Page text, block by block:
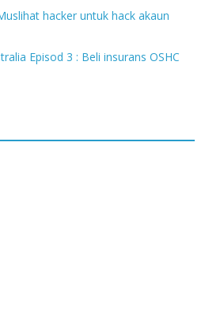
hacker untuk hack akaun
Episod 3 : Beli insurans OSHC